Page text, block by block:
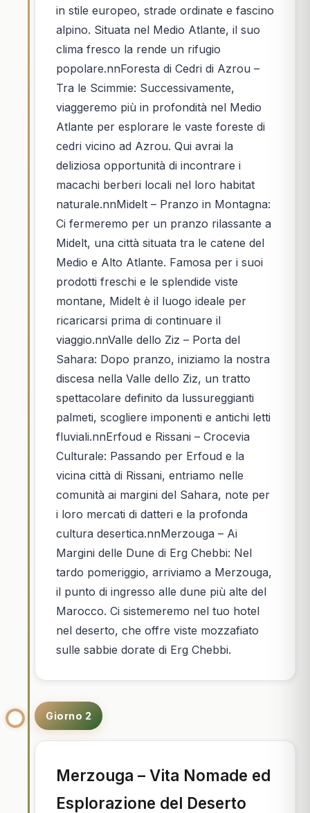
in stile europeo, strade ordinate e fascino
alpino. Situata nel Medio Atlante, il suo
clima fresco la rende un rifugio
popolare.nnForesta di Cedri di Azrou –
Tra le Scimmie: Successivamente,
viaggeremo più in profondità nel Medio
Atlante per esplorare le vaste foreste di
cedri vicino ad Azrou. Qui avrai la
deliziosa opportunità di incontrare i
macachi berberi locali nel loro habitat
naturale.nnMidelt – Pranzo in Montagna:
Ci fermeremo per un pranzo rilassante a
Midelt, una città situata tra le catene del
Medio e Alto Atlante. Famosa per i suoi
prodotti freschi e le splendide viste
montane, Midelt è il luogo ideale per
ricaricarsi prima di continuare il
viaggio.nnValle dello Ziz – Porta del
Sahara: Dopo pranzo, iniziamo la nostra
discesa nella Valle dello Ziz, un tratto
spettacolare definito da lussureggianti
palmeti, scogliere imponenti e antichi letti
fluviali.nnErfoud e Rissani – Crocevia
Culturale: Passando per Erfoud e la
vicina città di Rissani, entriamo nelle
comunità ai margini del Sahara, note per
i loro mercati di datteri e la profonda
cultura desertica.nnMerzouga – Ai
Margini delle Dune di Erg Chebbi: Nel
tardo pomeriggio, arriviamo a Merzouga,
il punto di ingresso alle dune più alte del
Marocco. Ci sistemeremo nel tuo hotel
nel deserto, che offre viste mozzafiato
sulle sabbie dorate di Erg Chebbi.
Giorno 2
Merzouga – Vita Nomade ed
Esplorazione del Deserto